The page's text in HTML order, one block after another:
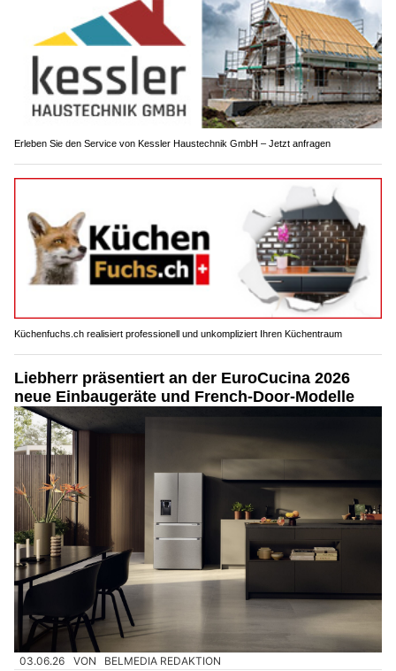
Erleben Sie den Service von Kessler Haustechnik GmbH – Jetzt anfragen
Küchenfuchs.ch realisiert professionell und unkompliziert Ihren Küchentraum
Liebherr präsentiert an der EuroCucina 2026
neue Einbaugeräte und French-Door-Modelle
03.06.26 VON BELMEDIA REDAKTION